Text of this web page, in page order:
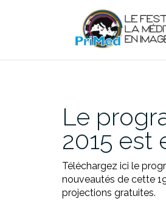
Le
2015 est
Téléchargez ici le
nouveautés de cette
projections gratuites.